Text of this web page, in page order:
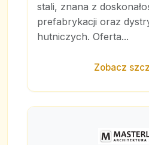
stali, znana z
prefabrykacji oraz
hutniczych. Oferta...
Zobacz